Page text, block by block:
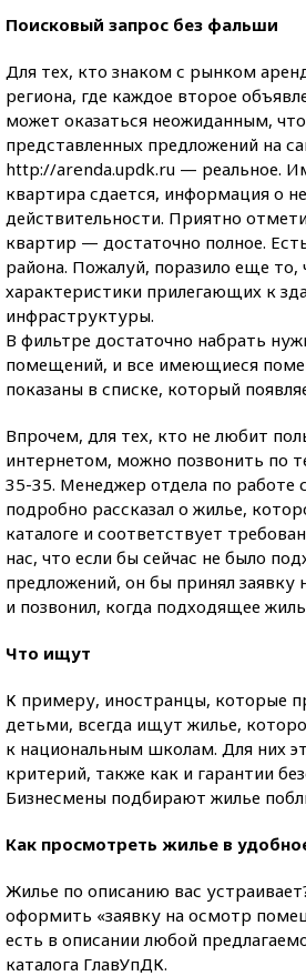
Поисковый запрос без фальши
Для тех, кто знаком с рынком
региона, где каждое второе
может оказаться неожиданным,
представленных предложений на
http://arenda.updk.ru — реальное.
квартира сдается, информация о
действительности. Приятно
квартир — достаточно полное.
района. Пожалуй, поразило еще то,
характеристики прилегающих к
инфраструктуры.
В фильтре достаточно набрать
помещений, и все имеющиеся
показаны в списке, который
Впрочем, для тех, кто не любит
интернетом, можно позвонить по
35-35. Менеджер отдела по работе
подробно рассказал о жилье,
каталоге и соответствует
нас, что если бы сейчас не было
предложений, он бы принял
и позвонил, когда подходящее
Что ищут
К примеру, иностранцы, которые
детьми, всегда ищут жилье,
к национальным школам. Для них
критерий, также как и гарантии
Бизнесмены подбирают жилье
Как просмотреть жилье в
Жилье по описанию вас
оформить «заявку на осмотр
есть в описании любой
каталога ГлавУпДК.